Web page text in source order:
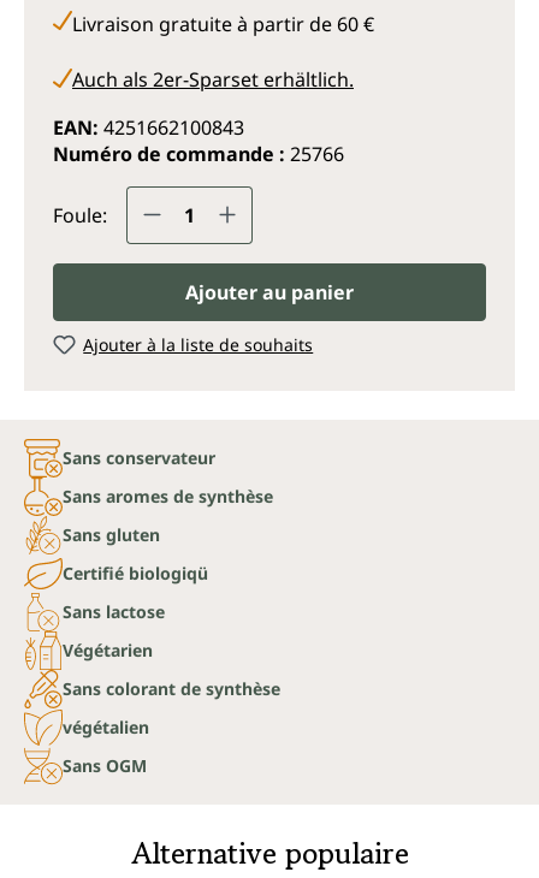
Livraison gratuite à partir de 60 €
Auch als 2er-Sparset erhältlich.
EAN: 4251662100843
Numéro de commande : 25766
Foule: Quantité de produit : Entrez la
Ajouter au panier
Ajouter à la liste de souhaits
Sans conservateur
Sans aromes de synthèse
Sans gluten
Certifié biologiqü
Sans lactose
Végétarien
Sans colorant de synthèse
végétalien
Sans OGM
Alternative populaire